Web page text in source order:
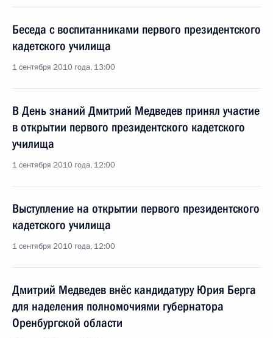
Беседа с воспитанниками первого президентского
кадетского училища
1 сентября 2010 года, 13:00
В День знаний Дмитрий Медведев принял участие
в открытии первого президентского кадетского
училища
1 сентября 2010 года, 12:00
Выступление на открытии первого президентского
кадетского училища
1 сентября 2010 года, 12:00
Дмитрий Медведев внёс кандидатуру Юрия Берга
для наделения полномочиями губернатора
Оренбургской области